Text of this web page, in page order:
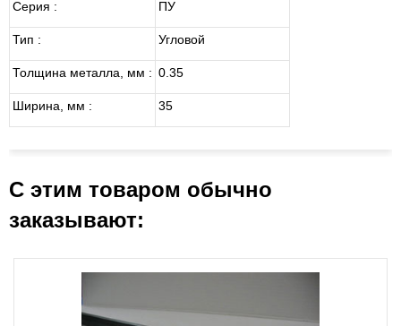
Серия : ПУ
Тип : Угловой
Толщина металла, мм : 0.35
Ширина, мм : 35
С этим товаром обычно
заказывают: